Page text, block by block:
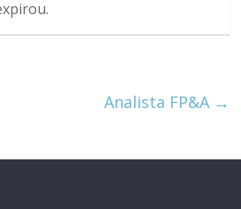
Analista FP&A →